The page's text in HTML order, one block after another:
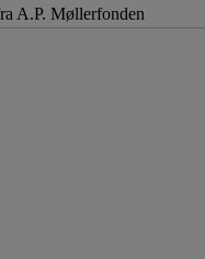
A.P. Møllerfonden